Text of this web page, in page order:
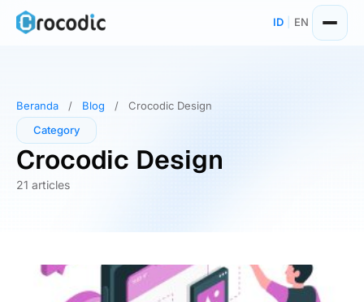
Skip
ID EN
Beranda / Blog /
Crocodic Design
Category
Crocodic Design
21 articles